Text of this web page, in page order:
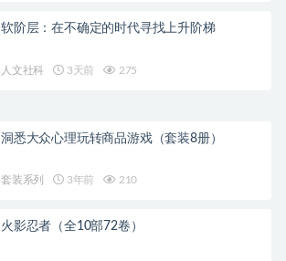
软阶层：在不确定的时代寻找上升阶梯
人文社科 3天前 275
洞悉大众心理玩转商品游戏（套装8册）
套装系列 3年前 210
火影忍者（全10部72卷）